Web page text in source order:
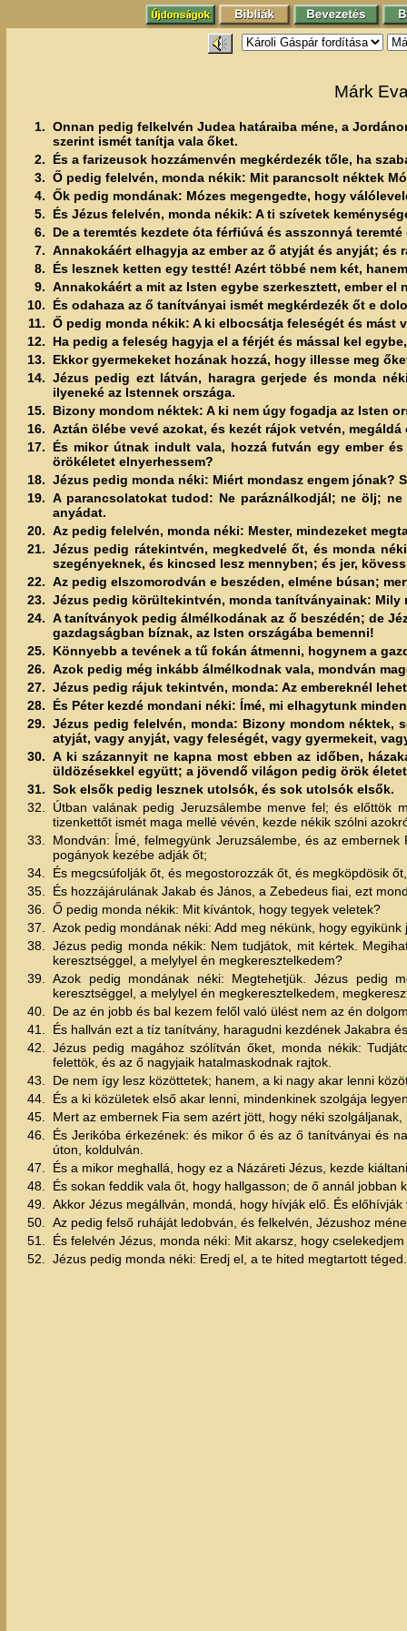
Márk
1. Onnan pedig felkelvén Judea határaiba méne, a
szerint ismét tanítja vala őket.
2.
És a farizeusok hozzámenvén megkérdezék tőle, ha
3. Ő pedig felelvén, monda nékik: Mit parancsolt néktek
4. Ők pedig mondának: Mózes megengedte, hogy
5.
És Jézus felelvén, monda nékik: A ti szívetek
6.
De a teremtés kezdete óta férfiúvá és asszonnyá
7. Annakokáért elhagyja az ember az ő atyját és anyját; és
8.
És lesznek ketten egy testté! Azért többé nem két,
9. Annakokáért a mit az Isten egybe szerkesztett, ember el
10.
És odahaza az ő tanítványai ismét megkérdezék őt e
11. Ő pedig monda nékik: A ki elbocsátja feleségét és mást
12.
Ha pedig a feleség hagyja el a férjét és mással kel
13.
Ekkor gyermekeket hozának hozzá, hogy illesse meg
14. Jézus pedig ezt látván, haragra gerjede és monda
ilyeneké az Istennek országa.
15.
Bizony mondom néktek: A ki nem úgy fogadja az Isten
16. Aztán ölébe vevé azokat, és kezét rájok vetvén, megáldá
17.
És mikor útnak indult vala, hozzá futván egy ember
örökéletet elnyerhessem?
18. Jézus pedig monda néki: Miért mondasz engem jónak?
19. A parancsolatokat tudod: Ne paráználkodjál; ne ölj;
anyádat.
20. Az pedig felelvén, monda néki: Mester, mindezeket
21. Jézus pedig rátekintvén, megkedvelé őt, és monda
szegényeknek, és kincsed lesz mennyben; és jer,
22. Az pedig elszomorodván e beszéden, elméne búsan;
23. Jézus pedig körültekintvén, monda tanítványainak: Mily
24. A tanítványok pedig álmélkodának az ő beszédén; de
gazdagságban bíznak, az Isten országába bemenni!
25.
Könnyebb a tevének a tű fokán átmenni, hogynem a
26. Azok pedig még inkább álmélkodnak vala, mondván
27. Jézus pedig rájuk tekintvén, monda: Az embereknél
28.
És Péter kezdé mondani néki: Ímé, mi elhagytunk
29. Jézus pedig felelvén, monda: Bizony mondom
atyját, vagy anyját, vagy feleségét, vagy gyermekeit,
30. A ki százannyit ne kapna most ebben az időben,
üldözésekkel együtt; a jövendő világon pedig örök
31. Sok elsők pedig lesznek utolsók, és sok utolsók elsők.
32.
Útban valának pedig Jeruzsálembe menve fel; és előttök
tizenkettőt ismét maga mellé vévén, kezde nékik szólni
33.
Mondván: Ímé, felmegyünk Jeruzsálembe, és az
pogányok kezébe adják őt;
34.
És megcsúfolják őt, és megostorozzák őt, és megköpdösik
35.
És hozzájárulának Jakab és János, a Zebedeus fiai, ezt
36.
Ő pedig monda nékik: Mit kívántok, hogy tegyek veletek?
37.
Azok pedig mondának néki: Add meg nékünk, hogy
38.
Jézus pedig monda nékik: Nem tudjátok, mit kértek.
keresztséggel, a melylyel én megkeresztelkedem?
39.
Azok pedig mondának néki: Megtehetjük. Jézus pedig
keresztséggel, a melylyel én megkeresztelkedem,
40.
De az én jobb és bal kezem felől való ülést nem az én
41.
És hallván ezt a tíz tanítvány, haragudni kezdének Jakabra
42.
Jézus pedig magához szólítván őket, monda nékik:
felettök, és az ő nagyjaik hatalmaskodnak rajtok.
43.
De nem így lesz közöttetek; hanem, a ki nagy akar lenni
44.
És a ki közületek első akar lenni, mindenkinek szolgája
45.
Mert az embernek Fia sem azért jött, hogy néki
46.
És Jerikóba érkezének: és mikor ő és az ő tanítványai és
úton, koldulván.
47.
És a mikor meghallá, hogy ez a Názáreti Jézus, kezde
48.
És sokan feddik vala őt, hogy hallgasson; de ő annál jobban
49.
Akkor Jézus megállván, mondá, hogy hívják elő. És
50.
Az pedig felső ruháját ledobván, és felkelvén, Jézushoz
51.
És felelvén Jézus, monda néki: Mit akarsz, hogy
52.
Jézus pedig monda néki: Eredj el, a te hited megtartott